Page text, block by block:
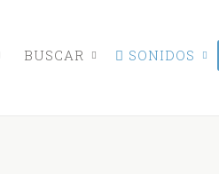
BUSCAR SONIDOS